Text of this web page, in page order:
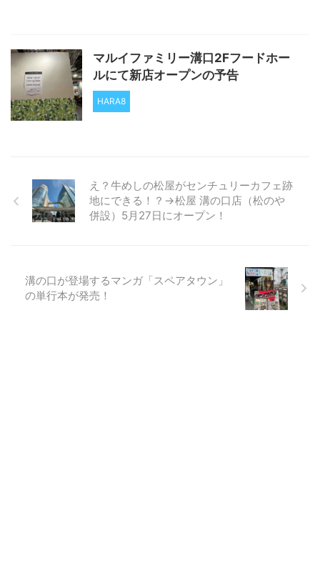
マルイファミリー溝口2Fフードホー
ルにて新店オープンの予告
HARA8
え？牛めしの松屋がセンチュリーカフェ跡
地にできる！？→松屋 溝の口店（松のや
併設）5月27日にオープン！
溝の口が登場するマンガ「スペアタウン」
の単行本が発売！